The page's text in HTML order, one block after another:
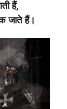
हैं,
जाते हैं।